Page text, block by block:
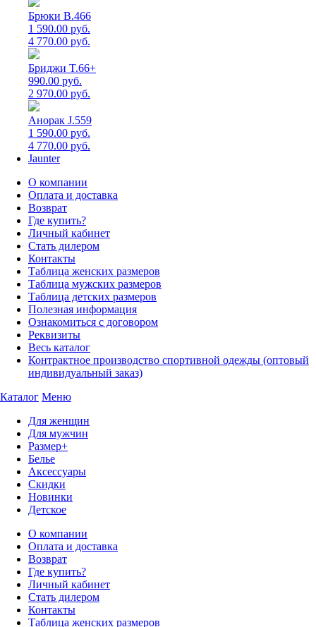
Брюки B.466
1 590.00 руб.
4 770.00 руб.
Бриджи T.66+
990.00 руб.
2 970.00 руб.
Анорак J.559
1 590.00 руб.
4 770.00 руб.
Jaunter
О компании
Оплата и доставка
Возврат
Где купить?
Личный кабинет
Стать дилером
Контакты
Таблица женских размеров
Таблица мужских размеров
Таблица детских размеров
Полезная информация
Ознакомиться с договором
Реквизиты
Весь каталог
Контрактное производство спортивной одежды (оптовый
индивидуальный заказ)
Каталог Меню
Для женщин
Для мужчин
Размер+
Белье
Аксессуары
Скидки
Новинки
Детское
О компании
Оплата и доставка
Возврат
Где купить?
Личный кабинет
Стать дилером
Контакты
Таблица женских размеров